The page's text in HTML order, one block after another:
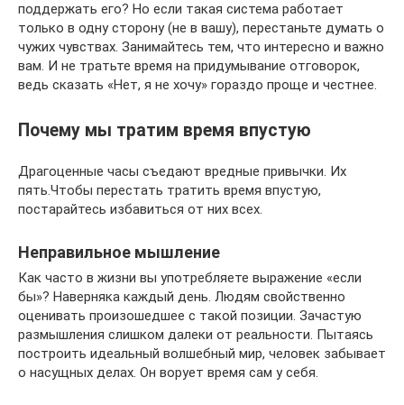
поддержать его? Но если такая система работает
только в одну сторону (не в вашу), перестаньте думать о
чужих чувствах. Занимайтесь тем, что интересно и важно
вам. И не тратьте время на придумывание отговорок,
ведь сказать «Нет, я не хочу» гораздо проще и честнее.
Почему мы тратим время впустую
Драгоценные часы съедают вредные привычки. Их
пять.Чтобы перестать тратить время впустую,
постарайтесь избавиться от них всех.
Неправильное мышление
Как часто в жизни вы употребляете выражение «если
бы»? Наверняка каждый день. Людям свойственно
оценивать произошедшее с такой позиции. Зачастую
размышления слишком далеки от реальности. Пытаясь
построить идеальный волшебный мир, человек забывает
о насущных делах. Он ворует время сам у себя.